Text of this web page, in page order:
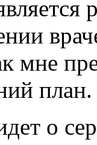
мне
план.
о